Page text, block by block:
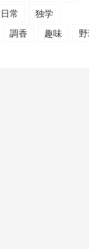
日常
独学
調香 趣味